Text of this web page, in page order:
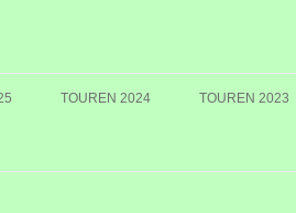
TOUREN 2024 TOUREN 2023